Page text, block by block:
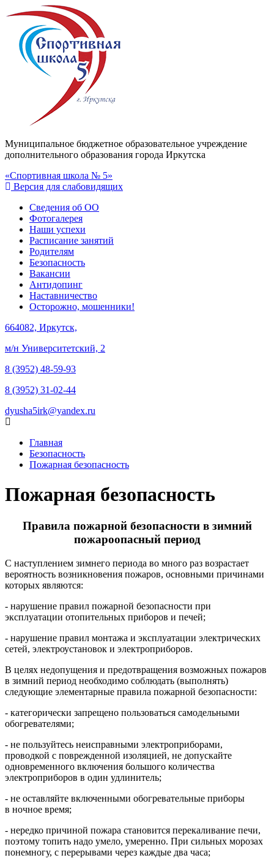
Муниципальное бюджетное образовательное учреждение
дополнительного образования города Иркутска
«Спортивная школа № 5»
Версия для слабовидящих
Сведения об ОО
Фотогалерея
Наши успехи
Расписание занятий
Родителям
Безопасность
Вакансии
Антидопинг
Наставничество
Осторожно, мошенники!
664082, Иркутск,
м/н Университетский, 2
8 (3952) 48-59-93
8 (3952) 31-02-44
dyusha5irk@yandex.ru
Главная
Безопасность
Пожарная безопасность
Пожарная безопасность
Правила пожарной безопасности в зимний
пожароопасный период
С наступлением зимнего периода во много раз возрастает
вероятность возникновения пожаров, основными причинами
которых являются:
- нарушение правил пожарной безопасности при
эксплуатации отопительных приборов и печей;
- нарушение правил монтажа и эксплуатации электрических
сетей, электроустановок и электроприборов.
В целях недопущения и предотвращения возможных пожаров
в зимний период необходимо соблюдать (выполнять)
следующие элементарные правила пожарной безопасности:
- категорически запрещено пользоваться самодельными
обогревателями;
- не пользуйтесь неисправными электроприборами,
проводкой с поврежденной изоляцией, не допускайте
одновременного включения большого количества
электроприборов в один удлинитель;
- не оставляйте включенными обогревательные приборы
в ночное время;
- нередко причиной пожара становится перекаливание печи,
поэтому топить надо умело, умеренно. При сильных морозах
понемногу, с перерывами через каждые два часа;